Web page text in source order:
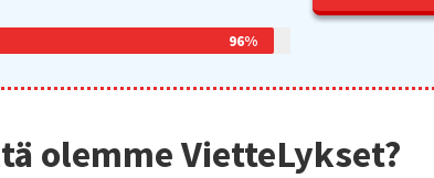
96%
olemme VietteLykset?